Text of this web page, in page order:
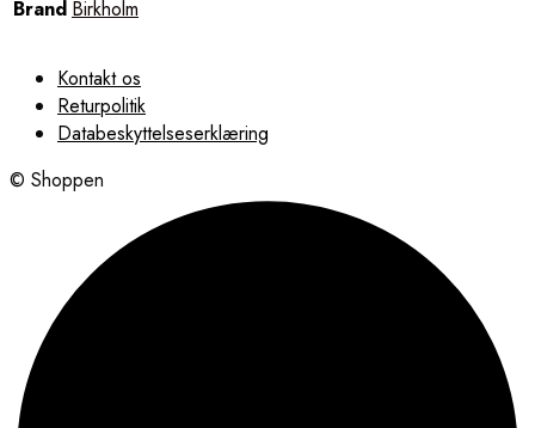
Brand Birkholm
Kontakt os
Returpolitik
Databeskyttelseserklæring
© Shoppen